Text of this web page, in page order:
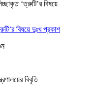
বিষয়ে দুঃখ প্রকাশ